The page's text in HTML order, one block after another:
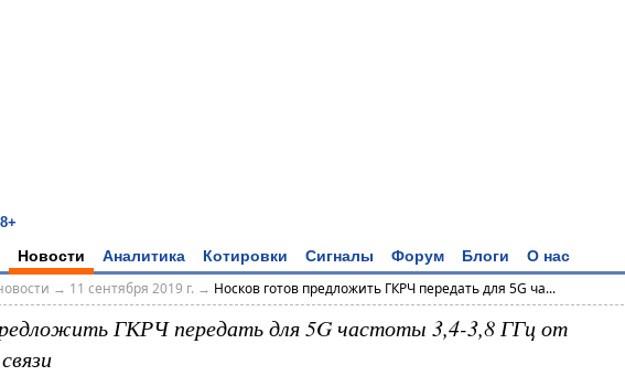
Новости Аналитика Котировки Сигналы Форум Блоги О нас
→ 11 сентября 2019 г. → Носков готов предложить ГКРЧ передать для 5G ча...
ГКРЧ передать для 5G частоты 3,4-3,8 ГГц от